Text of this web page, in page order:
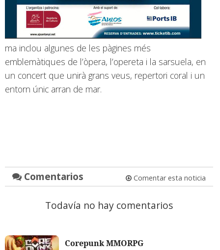
ma inclou algunes de les pàgines més
emblemàtiques de l’òpera, l’opereta i la sarsuela, en
un concert que unirà grans veus, repertori coral i un
entorn únic arran de mar.
Comentarios Comentar esta noticia
Todavía no hay comentarios
Corepunk MMORPG